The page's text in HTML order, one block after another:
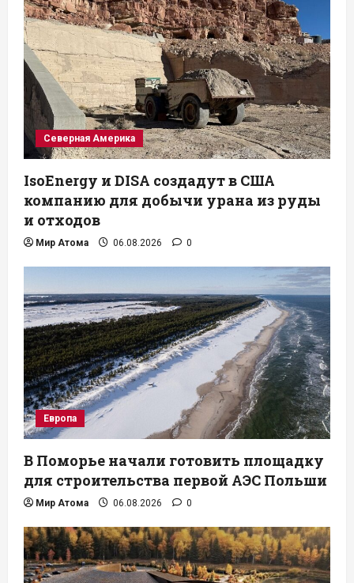
Северная Америка
IsoEnergy и DISA создадут в США
компанию для добычи урана из руды
и отходов
Мир Атома 06.08.2026 0
Европа
В Поморье начали готовить площадку
для строительства первой АЭС Польши
Мир Атома 06.08.2026 0